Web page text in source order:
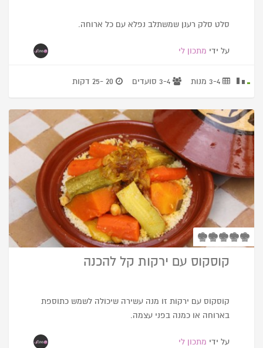
סלט סלק רענן שמשתלב נפלא עם כל ארוחה.
על ידי מתכון לי
קוסקוס עם ירקות קל להכנה
קוסקוס עם ירקות זו מנה עשירה שיכולה לשמש כתוספת
בארוחה או כמנה בפני עצמה.
על ידי מתכון לי